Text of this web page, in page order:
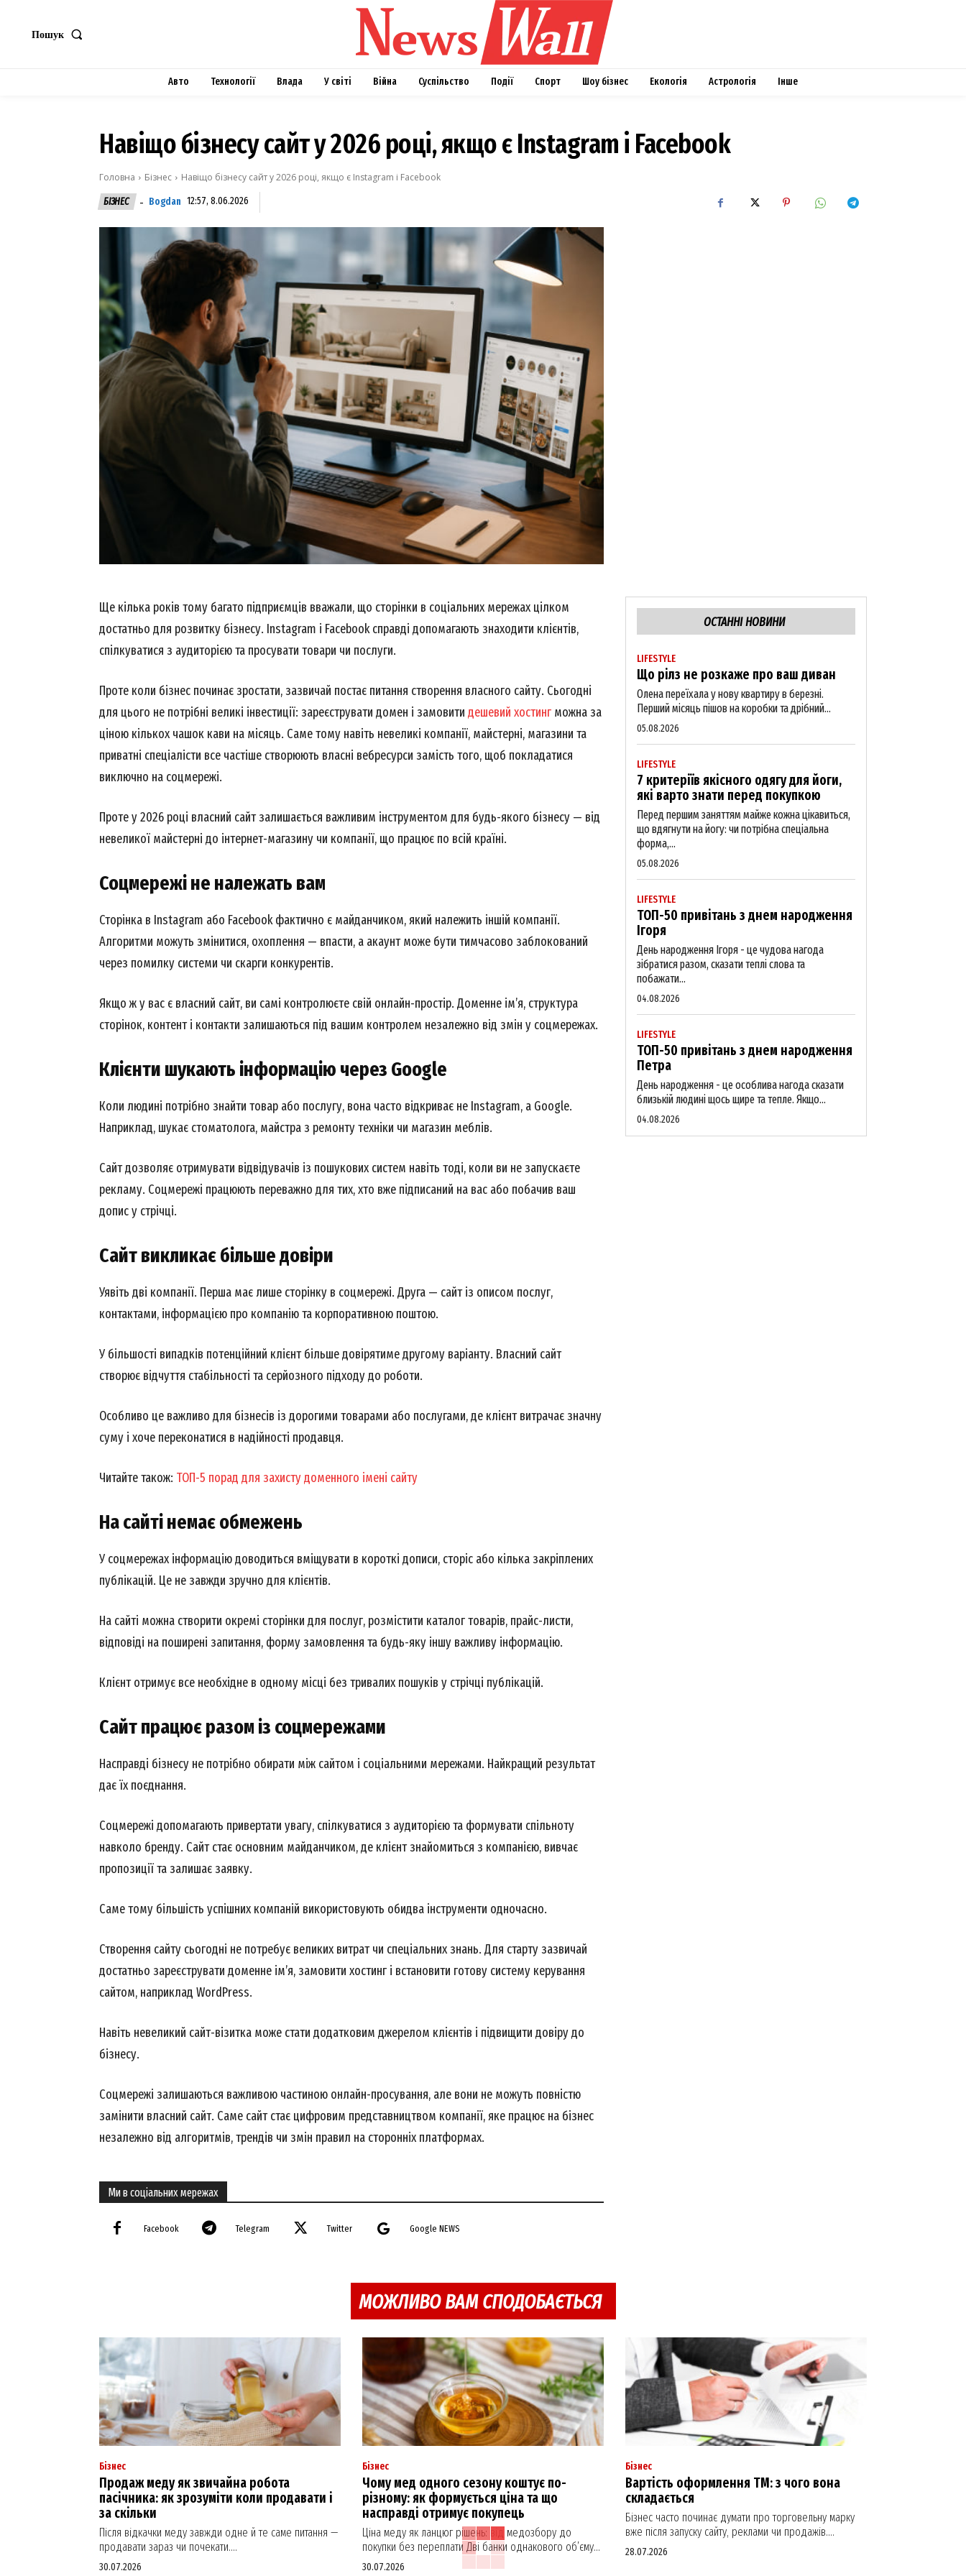
Magazine PRO
SUBSCRIBE NOW
Пошук
Авто Технології Влада У світі Війна Суспільство Події Спорт Шоу бізнес Екологія Астрологія Інше
Навіщо бізнесу сайт у 2026 році, якщо є Instagram і Facebook
Головна Бізнес
Навіщо бізнесу сайт у 2026 році, якщо є Instagram і Facebook
БІЗНЕС
- Bogdan 12:57, 8.06.2026
Ще кілька років тому багато підприємців вважали, що сторінки в соціальних мережах цілком
достатньо для розвитку бізнесу. Instagram і Facebook справді допомагають знаходити клієнтів,
спілкуватися з аудиторією та просувати товари чи послуги.
Проте коли бізнес починає зростати, зазвичай постає питання створення власного сайту. Сьогодні
для цього не потрібні великі інвестиції: зареєструвати домен і замовити дешевий хостинг можна за
ціною кількох чашок кави на місяць. Саме тому навіть невеликі компанії, майстерні, магазини та
приватні спеціалісти все частіше створюють власні вебресурси замість того, щоб покладатися
виключно на соцмережі.
Проте у 2026 році власний сайт залишається важливим інструментом для будь-якого бізнесу — від
невеликої майстерні до інтернет-магазину чи компанії, що працює по всій країні.
Соцмережі не належать вам
Сторінка в Instagram або Facebook фактично є майданчиком, який належить іншій компанії.
Алгоритми можуть змінитися, охоплення — впасти, а акаунт може бути тимчасово заблокований
через помилку системи чи скарги конкурентів.
Якщо ж у вас є власний сайт, ви самі контролюєте свій онлайн-простір. Доменне ім’я, структура
сторінок, контент і контакти залишаються під вашим контролем незалежно від змін у соцмережах.
Клієнти шукають інформацію через Google
Коли людині потрібно знайти товар або послугу, вона часто відкриває не Instagram, а Google.
Наприклад, шукає стоматолога, майстра з ремонту техніки чи магазин меблів.
Сайт дозволяє отримувати відвідувачів із пошукових систем навіть тоді, коли ви не запускаєте
рекламу. Соцмережі працюють переважно для тих, хто вже підписаний на вас або побачив ваш
допис у стрічці.
Сайт викликає більше довіри
Уявіть дві компанії. Перша має лише сторінку в соцмережі. Друга — сайт із описом послуг,
контактами, інформацією про компанію та корпоративною поштою.
У більшості випадків потенційний клієнт більше довірятиме другому варіанту. Власний сайт
створює відчуття стабільності та серйозного підходу до роботи.
Особливо це важливо для бізнесів із дорогими товарами або послугами, де клієнт витрачає значну
суму і хоче переконатися в надійності продавця.
Читайте також: ТОП-5 порад для захисту доменного імені сайту
На сайті немає обмежень
У соцмережах інформацію доводиться вміщувати в короткі дописи, сторіс або кілька закріплених
публікацій. Це не завжди зручно для клієнтів.
На сайті можна створити окремі сторінки для послуг, розмістити каталог товарів, прайс-листи,
відповіді на поширені запитання, форму замовлення та будь-яку іншу важливу інформацію.
Клієнт отримує все необхідне в одному місці без тривалих пошуків у стрічці публікацій.
Сайт працює разом із соцмережами
Насправді бізнесу не потрібно обирати між сайтом і соціальними мережами. Найкращий результат
дає їх поєднання.
Соцмережі допомагають привертати увагу, спілкуватися з аудиторією та формувати спільноту
навколо бренду. Сайт стає основним майданчиком, де клієнт знайомиться з компанією, вивчає
пропозиції та залишає заявку.
Саме тому більшість успішних компаній використовують обидва інструменти одночасно.
Створення сайту сьогодні не потребує великих витрат чи спеціальних знань. Для старту зазвичай
достатньо зареєструвати доменне ім’я, замовити хостинг і встановити готову систему керування
сайтом, наприклад WordPress.
Навіть невеликий сайт-візитка може стати додатковим джерелом клієнтів і підвищити довіру до
бізнесу.
Соцмережі залишаються важливою частиною онлайн-просування, але вони не можуть повністю
замінити власний сайт. Саме сайт стає цифровим представництвом компанії, яке працює на бізнес
незалежно від алгоритмів, трендів чи змін правил на сторонніх платформах.
Ми в соціальних мережах
Facebook Telegram Twitter Google NEWS
ОСТАННІ НОВИНИ
LIFESTYLE
Що рілз не розкаже про ваш диван
Олена переїхала у нову квартиру в березні.
Перший місяць пішов на коробки та дрібний...
05.08.2026
LIFESTYLE
7 критеріїв якісного одягу для йоги,
які варто знати перед покупкою
Перед першим заняттям майже кожна цікавиться,
що вдягнути на йогу: чи потрібна спеціальна
форма,...
05.08.2026
LIFESTYLE
ТОП-50 привітань з днем народження
Ігоря
День народження Ігоря - це чудова нагода
зібратися разом, сказати теплі слова та
побажати...
04.08.2026
LIFESTYLE
ТОП-50 привітань з днем народження
Петра
День народження - це особлива нагода сказати
близькій людині щось щире та тепле. Якщо...
04.08.2026
МОЖЛИВО ВАМ СПОДОБАЄТЬСЯ
Бізнес
Продаж меду як звичайна робота
пасічника: як зрозуміти коли продавати і
за скільки
Після відкачки меду завжди одне й те саме питання —
продавати зараз чи почекати....
30.07.2026
Бізнес
Чому мед одного сезону коштує по-
різному: як формується ціна та що
насправді отримує покупець
Ціна меду як ланцюг рішень: від медозбору до
покупки без переплати Дві банки однакового об’єму...
30.07.2026
Бізнес
Вартість оформлення ТМ: з чого вона
складається
Бізнес часто починає думати про торговельну марку
вже після запуску сайту, реклами чи продажів....
28.07.2026